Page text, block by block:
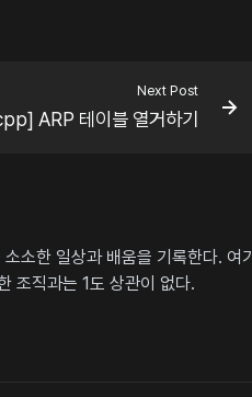
Next Post
ARP 테이블 열거하기
소한 일상과 배움을 기록한다. 여기
조직과는 1도 상관이 없다.